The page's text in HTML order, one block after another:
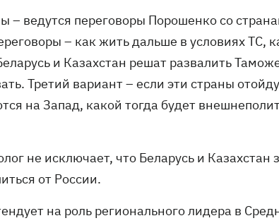
– ведутся переговоры Порошенко со
– как жить дальше в условиях ТС,
и Казахстан решат развалить
Третий вариант – если эти страны
на Запад, какой тогда будет
не исключает, что Беларусь и Казахстан
от России.
на роль регионального лидера в